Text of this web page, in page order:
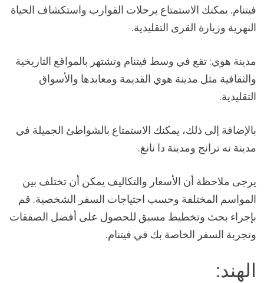
فيتنام. يمكنك الاستمتاع برحلات القوارب واستكشاف الحياة
النهرية وزيارة القرى التقليدية.
مدينة هوي: تقع في وسط فيتنام وتشتهر بالمواقع التاريخية
والثقافية مثل مدينة هوي القديمة ومعابدها والأسواق
التقليدية.
بالإضافة إلى ذلك، يمكنك الاستمتاع بالشواطئ الجميلة في
مدينة نه ترانج ومدينة دا نانغ.
يرجى ملاحظة أن الأسعار والتكاليف يمكن أن تختلف بين
المواسم المختلفة وحسب احتياجات السفر الشخصية. قم
بإجراء بحث وتخطيط مسبق للحصول على أفضل الصفقات
وتجربة السفر الخاصة بك في فيتنام.
الهند: